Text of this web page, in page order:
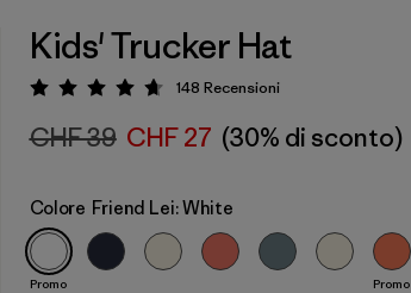
Kids' Trucker Hat
Valutazione: 4.7 / 5
148 Recensioni
CHF 39 CHF 27 (30% di sconto)
Colore Friend Lei: White
Promo Promo